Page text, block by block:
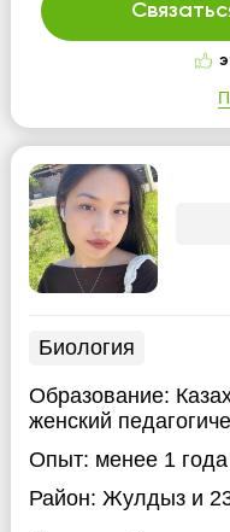
Биология
Образование:
женский
Опыт: менее 1 года
Район: Жулдызи